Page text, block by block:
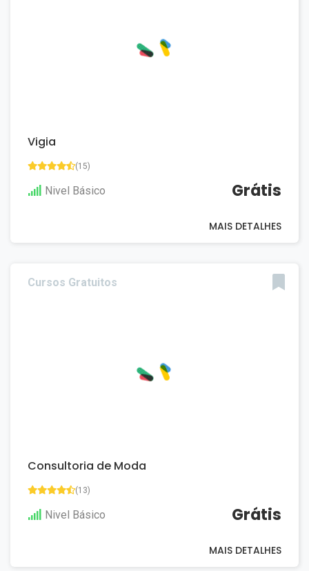
Vigia
(15)
Nivel Básico Grátis
MAIS DETALHES
Cursos Gratuitos
Consultoria de Moda
(13)
Nivel Básico Grátis
MAIS DETALHES